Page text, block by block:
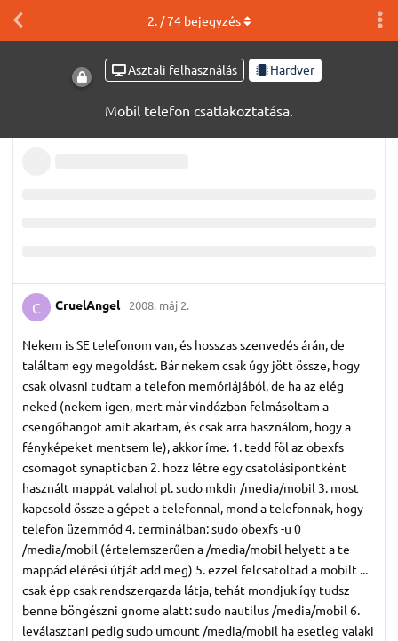
Asztali felhasználás Hardver
Mobil telefon csatlakoztatása.
2. /74bejegyzés
C CruelAngel 2008. máj 2.
Nekem is SE telefonom van, és hosszas szenvedés árán, de
találtam egy megoldást. Bár nekem csak úgy jött össze, hogy
csak olvasni tudtam a telefon memóriájából, de ha az elég
neked (nekem igen, mert már vindózban felmásoltam a
csengőhangot amit akartam, és csak arra használom, hogy a
fényképeket mentsem le), akkor íme. 1. tedd föl az obexfs
csomagot synapticban 2. hozz létre egy csatolásipontként
használt mappát valahol pl. sudo mkdir /media/mobil 3. most
kapcsold össze a gépet a telefonnal, mond a telefonnak, hogy
telefon üzemmód 4. terminálban: sudo obexfs -u 0
/media/mobil (értelemszerűen a /media/mobil helyett a te
mappád elérési útját add meg) 5. ezzel felcsatoltad a mobilt ...
csak épp csak rendszergazda látja, tehát mondjuk így tudsz
benne böngészni gnome alatt: sudo nautilus /media/mobil 6.
leválasztani pedig sudo umount /media/mobil ha esetleg valaki